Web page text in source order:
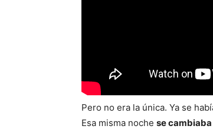
Pero no era la única. Ya se
Esa misma noche se